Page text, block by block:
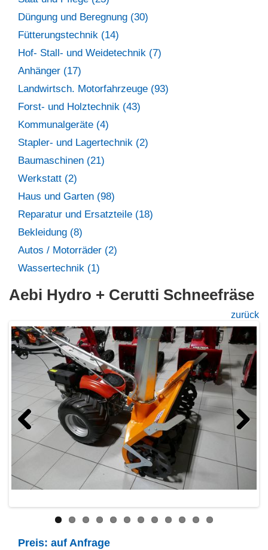
Düngung und Beregnung (30)
Fütterungstechnik (14)
Hof- Stall- und Weidetechnik (7)
Anhänger (17)
Landwirtsch. Motorfahrzeuge (93)
Forst- und Holztechnik (43)
Kommunalgeräte (4)
Stapler- und Lagertechnik (2)
Baumaschinen (21)
Werkstatt (2)
Haus und Garten (98)
Reparatur und Ersatzteile (18)
Bekleidung (8)
Autos / Motorräder (2)
Wassertechnik (1)
Aebi Hydro + Cerutti Schneefräse
zurück
Previous Next
Preis: auf Anfrage